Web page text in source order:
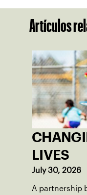
Artículos
LIVES
July 30, 2026
A partnership